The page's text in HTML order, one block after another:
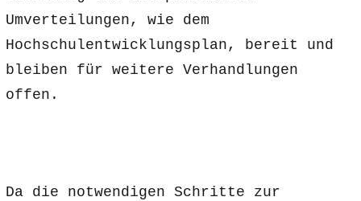
Umverteilungen, wie dem
Hochschulentwicklungsplan, bereit und
bleiben für weitere Verhandlungen
offen.
Da die notwendigen Schritte zur